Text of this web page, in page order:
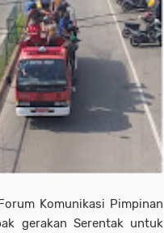
Komunikasi Pimpinan
gerakan Serentak untuk